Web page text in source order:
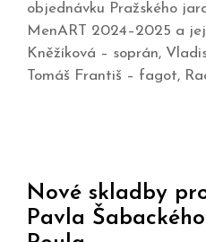
objednávku Pražského
MenART 2024–2025 a
Kněžíková – soprán,
Tomáš Františ – fagot,
Nové skladby
Pavla